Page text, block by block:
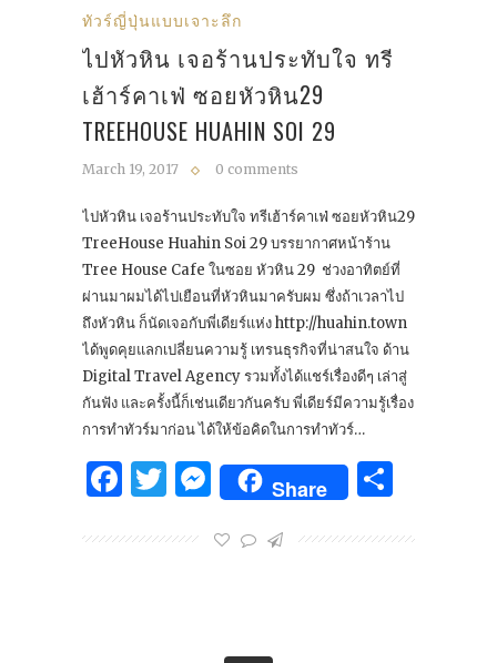
ทัวร์ญี่ปุ่นแบบเจาะลึก
ไปหัวหิน เจอร้านประทับใจ ทรี
เฮ้าร์คาเฟ่ ซอยหัวหิน29
TREEHOUSE HUAHIN SOI 29
March 19, 2017 0 comments
ไปหัวหิน เจอร้านประทับใจ ทรีเฮ้าร์คาเฟ่ ซอยหัวหิน29
TreeHouse Huahin Soi 29 บรรยากาศหน้าร้าน
Tree House Cafe ในซอย หัวหิน 29 ช่วงอาทิตย์ที่
ผ่านมาผมได้ไปเยือนที่หัวหินมาครับผม ซึ่งถ้าเวลาไป
ถึงหัวหิน ก็นัดเจอกับพี่เดียร์แห่ง http://huahin.town
ได้พูดคุยแลกเปลี่ยนความรู้ เทรนธุรกิจที่น่าสนใจ ด้าน
Digital Travel Agency รวมทั้งได้แชร์เรื่องดีๆ เล่าสู่
กันฟัง และครั้งนี้ก็เช่นเดียวกันครับ พี่เดียร์มีความรู้เรื่อง
การทำทัวร์มาก่อน ได้ให้ข้อคิดในการทำทัวร์…
Facebook
Twitter
Messenger
Share